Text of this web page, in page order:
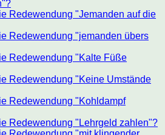
Redewendung "Jemanden auf die
Redewendung "jemanden übers
Redewendung "Kalte Füße
Redewendung "Keine Umstände
Redewendung "Kohldampf
Redewendung "Lehrgeld zahlen"?